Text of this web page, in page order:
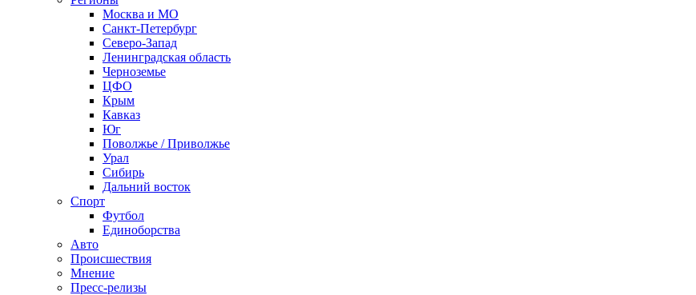
Москва и МО
Санкт-Петербург
Северо-Запад
Ленинградская область
Черноземье
ЦФО
Крым
Кавказ
Юг
Поволжье / Приволжье
Урал
Сибирь
Дальний восток
Спорт
Футбол
Единоборства
Авто
Происшествия
Мнение
Пресс-релизы